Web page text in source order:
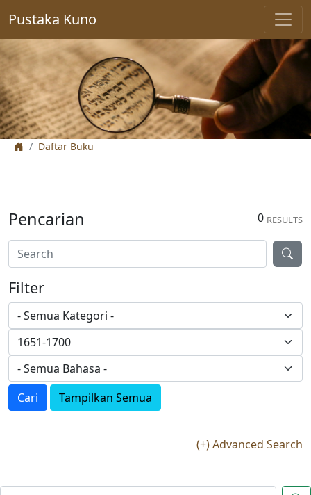
Pustaka Kuno
Daftar Buku
0 RESULTS
Pencarian
Filter
Cari Tampilkan Semua
(+) Advanced Search